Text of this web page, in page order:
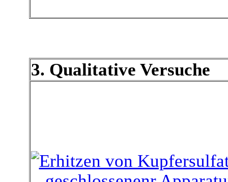
3. Qualitative Versuche